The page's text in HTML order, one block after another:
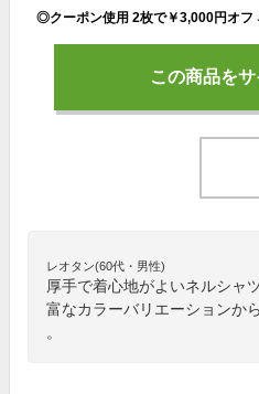
この商品を
レオタン(60代・男性)
厚手で着心地がよいネルシャ
富なカラーバリエーションか
。